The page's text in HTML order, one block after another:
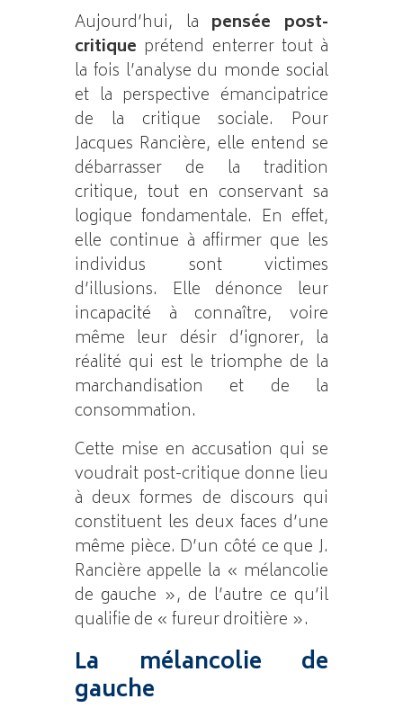
Aujourd’hui, la pensée post-
critique prétend enterrer tout à
la fois l’analyse du monde social
et la perspective émancipatrice
de la critique sociale. Pour
Jacques Rancière, elle entend se
débarrasser de la tradition
critique, tout en conservant sa
logique fondamentale. En effet,
elle continue à affirmer que les
individus sont victimes
d’illusions. Elle dénonce leur
incapacité à connaître, voire
même leur désir d’ignorer, la
réalité qui est le triomphe de la
marchandisation et de la
consommation.
Cette mise en accusation qui se
voudrait post-critique donne lieu
à deux formes de discours qui
constituent les deux faces d’une
même pièce. D’un côté ce que J.
Rancière appelle la « mélancolie
de gauche », de l’autre ce qu’il
qualifie de « fureur droitière ».
La mélancolie de
gauche